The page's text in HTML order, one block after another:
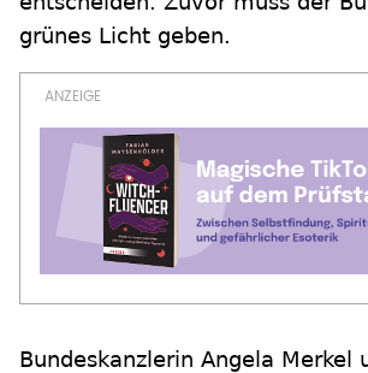
grünes Licht geben.
Bundeskanzlerin Angela Merkel